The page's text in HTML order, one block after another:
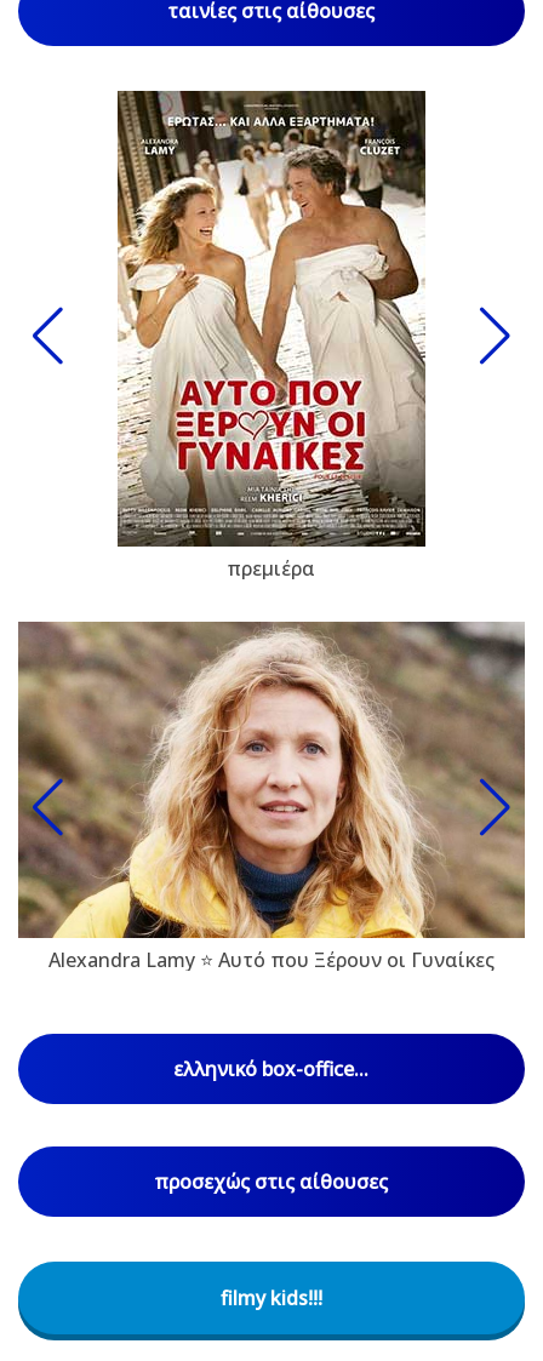
ταινίες στις αίθουσες
πρεμιέρα
Alexandra Lamy ⭐ Αυτό που Ξέρουν οι Γυναίκες
ελληνικό box-office...
προσεχώς στις αίθουσες
filmy kids!!!